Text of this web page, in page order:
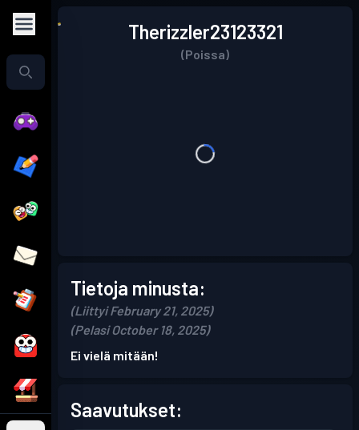
Therizzler23123321
(Poissa)
Tietoja minusta:
(Liittyi February 21, 2025)
(Pelasi October 18, 2025)
Ei vielä mitään!
Saavutukset: